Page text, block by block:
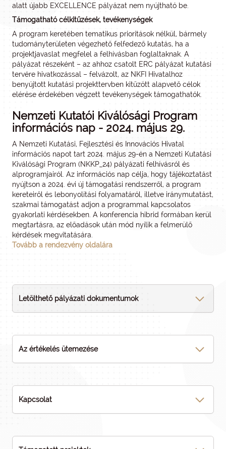
alatt újabb EXCELLENCE pályázat nem nyújtható be.
Támogatható célkitűzések, tevékenységek
A program keretében tematikus prioritások nélkül, bármely
tudományterületen végezhető felfedező kutatás, ha a
projektjavaslat megfelel a felhívásban foglaltaknak. A
pályázat részeként – az ahhoz csatolt ERC pályázat kutatási
tervére hivatkozással – felvázolt, az NKFI Hivatalhoz
benyújtott kutatási projekttervben kitűzött alapvető célok
elérése érdekében végzett tevékenységek támogathatók.
Nemzeti Kutatói Kiválósági Program
információs nap - 2024. május 29.
A Nemzeti Kutatási, Fejlesztési és Innovációs Hivatal
információs napot tart 2024. május 29-én a Nemzeti Kutatási
Kiválósági Program (NKKP_24) pályázati felhívásról és
alprogramjairól. Az információs nap célja, hogy tájékoztatást
nyújtson a 2024. évi új támogatási rendszerről, a program
kereteiről és lebonyolítási folyamatáról, illetve iránymutatást,
szakmai támogatást adjon a programmal kapcsolatos
gyakorlati kérdésekben. A konferencia hibrid formában kerül
megtartásra, az előadások után mód nyílik a felmerülő
kérdések megvitatására.
Tovább a rendezvény oldalára
Letölthető pályázati dokumentumok
Az értékelés ütemezése
Kapcsolat